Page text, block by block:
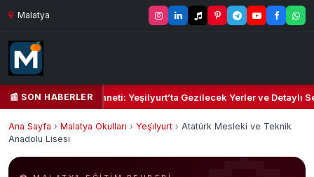
Malatya
📰 SON HABERLER
Kalbi ve Kültür Cenneti: Yeşilyurt’ta Gezilecek Yerler ve Detaylı
Ana Sayfa › Malatya Okulları › Yeşi̇lyurt › Atatürk Mesleki ve Teknik
Anadolu Lisesi